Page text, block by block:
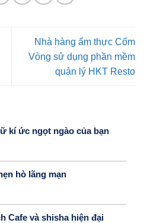
Nhà hàng ẩm thực Cốm
Vòng sử dụng phần mềm
quản lý HKT Resto
kí ức ngọt ngào của bạn
hò lãng mạn
Cafe và shisha hiện đại